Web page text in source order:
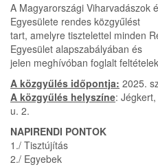
A Magyarországi Viharvadászok
Egyesülete rendes közgyűlést
tart, amelyre tisztelettel minden
Egyesület alapszabályában és
jelen meghívóban foglalt
A közgyűlés időpontja: 2025.
A közgyűlés helyszíne:
u. 2.
NAPIRENDI PONTOK
1./ Tisztújítás
2./ Egyebek